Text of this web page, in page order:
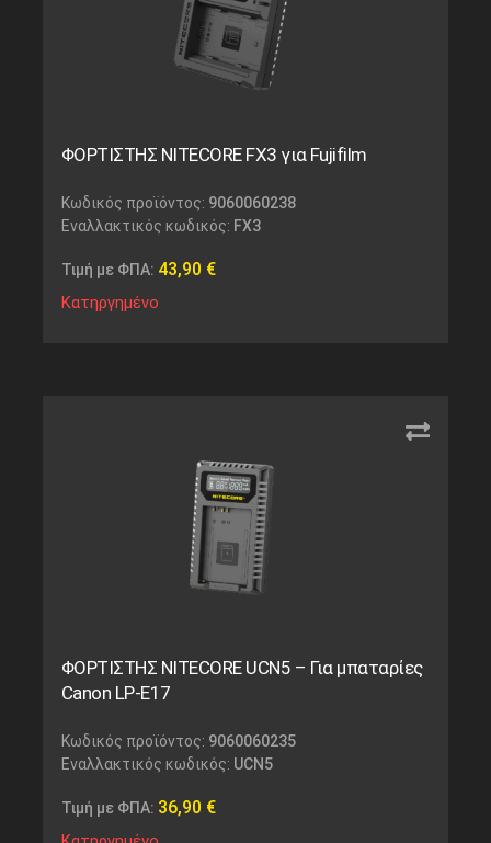
ΦΟΡΤΙΣΤΗΣ NITECORE FX3 για Fujifilm
Κωδικός προϊόντος: 9060060238
Εναλλακτικός κωδικός: FX3
Τιμή με ΦΠΑ: 43,90 €
Κατηργημένο
ΦΟΡΤΙΣΤΗΣ NITECORE UCN5 – Για μπαταρίες
Canon LP-E17
Κωδικός προϊόντος: 9060060235
Εναλλακτικός κωδικός: UCN5
Τιμή με ΦΠΑ: 36,90 €